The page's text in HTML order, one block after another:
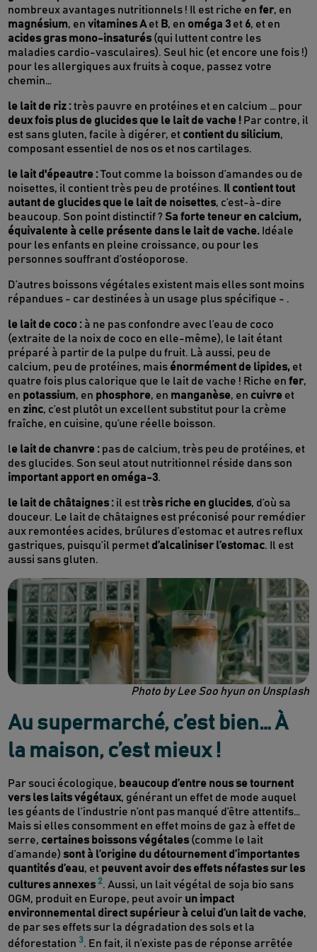
nombreux avantages nutritionnels ! Il est riche enfer, en
magnésium, envitamines Aet B, en oméga 3 et 6, et en
acides gras mono-insaturés (qui luttent contre les
maladies cardio-vasculaires). Seul hic (et encore une fois !)
pour les allergiques aux fruits à coque, passez votre
chemin…
le lait de riz :très pauvre en protéines et en calcium … pour
deux fois plus de glucides que le lait de vache ! Par contre, il
est sans gluten, facile à digérer, et contient du silicium,
composant essentiel de nos os et nos cartilages.
le lait d'épeautre :Tout comme la boisson d’amandes ou de
noisettes, il contient très peu de protéines.
Il contient tout
autant de glucides que le lait de noisettes, c’est-à-dire
beaucoup. Son point distinctif ? Sa forte teneur en calcium,
équivalente à celle présente dans le lait de vache. Idéale
pour les enfants en pleine croissance, ou pour les
personnes souffrant d’ostéoporose.
D’autres boissons végétales existent mais elles sont moins
répandues - car destinées à un usage plus spécifique - .
le lait de coco : à ne pas confondre avec l’eau de coco
(extraite de la noix de coco en elle-même), le lait étant
préparé à partir de la pulpe du fruit. Là aussi, peu de
calcium, peu de protéines, mais énormément de lipides, et
quatre fois plus calorique que le lait de vache ! Riche enfer,
en potassium, en phosphore, en manganèse, en cuivre et
en zinc, c’est plutôt un excellent substitut pour la crème
fraîche, en cuisine, qu’une réelle boisson.
le lait de chanvre : pas de calcium, très peu de protéines, et
des glucides. Son seul atout nutritionnel réside dans son
important apport en oméga-3.
le lait de châtaignes : il est très riche en glucides, d’où sa
douceur. Le lait de châtaignes est préconisé pour remédier
aux remontées acides, brûlures d’estomac et autres reflux
gastriques, puisqu’il permet d’alcaliniser l’estomac. Il est
aussi sans gluten.
Photo by Lee Soo hyun on Unsplash
Au supermarché, c’est bien… À
la maison, c’est mieux !
Par souci écologique, beaucoup d’entre nous se tournent
vers les laits végétaux, générant un effet de mode auquel
les géants de l’industrie n’ont pas manqué d’être attentifs…
Mais si elles consomment en effet moins de gaz à effet de
serre, certaines boissons végétales (comme le lait
d’amande)sont à l’origine du détournement d’importantes
quantités d’eau, et peuvent avoir des effets néfastes sur les
cultures annexes 2. Aussi, un lait végétal de soja bio sans
OGM, produit en Europe, peut avoir un impact
environnemental direct supérieur à celui d’un lait de vache,
de par ses effets sur la dégradation des sols et la
déforestation3. En fait, il n’existe pas de réponse arrêtée